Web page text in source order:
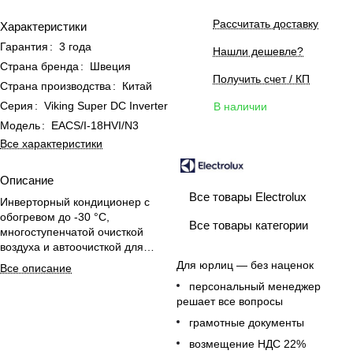
Характеристики
Гарантия : 3 года
Страна бренда :
Швеция
Страна производства :
Китай
Серия : Viking Super DC Inverter
Модель:
EACS/I-18HVI/N3
Все характеристики
Описание
Инверторный кондиционер с
обогревом до -30 °C,
многоступенчатой очисткой
воздуха и автоочисткой для
комфортного климата круглый
год
Все описание
Рассчитать доставку
Нашли дешевле?
Получить счет / КП
В наличии
Все товары Electrolux
Все товары категории
Для юрлиц — без наценок
персональный менеджер
решает все вопросы
грамотные документы
возмещение НДС 22%